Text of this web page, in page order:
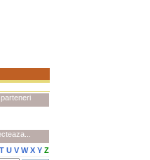
T U V W X Y Z